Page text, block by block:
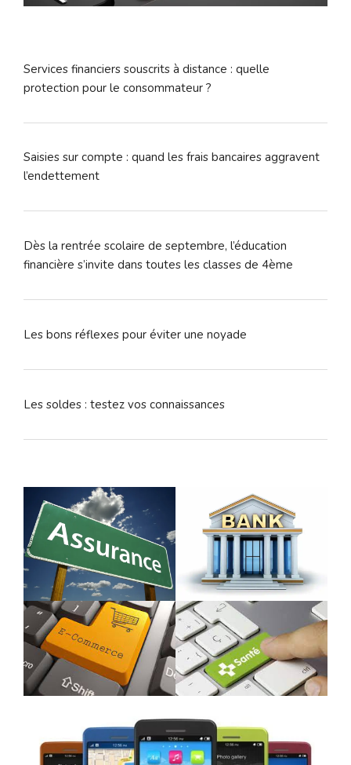
Services financiers souscrits à distance : quelle
protection pour le consommateur ?
Saisies sur compte : quand les frais bancaires aggravent
l’endettement
Dès la rentrée scolaire de septembre, l’éducation
financière s’invite dans toutes les classes de 4ème
Les bons réflexes pour éviter une noyade
Les soldes : testez vos connaissances